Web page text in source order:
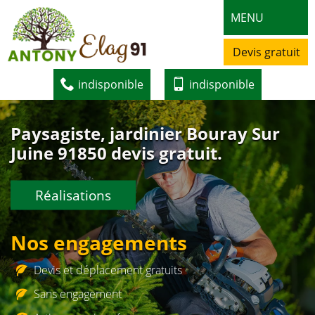
MENU
Devis gratuit
indisponible indisponible
Paysagiste, jardinier Bouray Sur
Juine 91850 devis gratuit.
Réalisations
Nos engagements
Devis et déplacement gratuits
Sans engagement